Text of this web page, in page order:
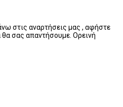
στις αναρτήσεις μας , αφήστε
θα σας απαντήσουμε. Ορεινή